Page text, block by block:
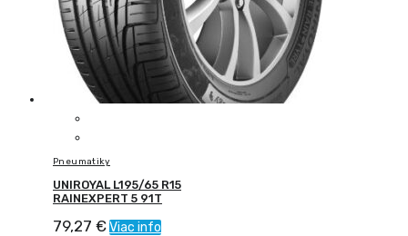
Pneumatiky
UNIROYAL L195/65 R15
RAINEXPERT 5 91T
79,27 €Viac info